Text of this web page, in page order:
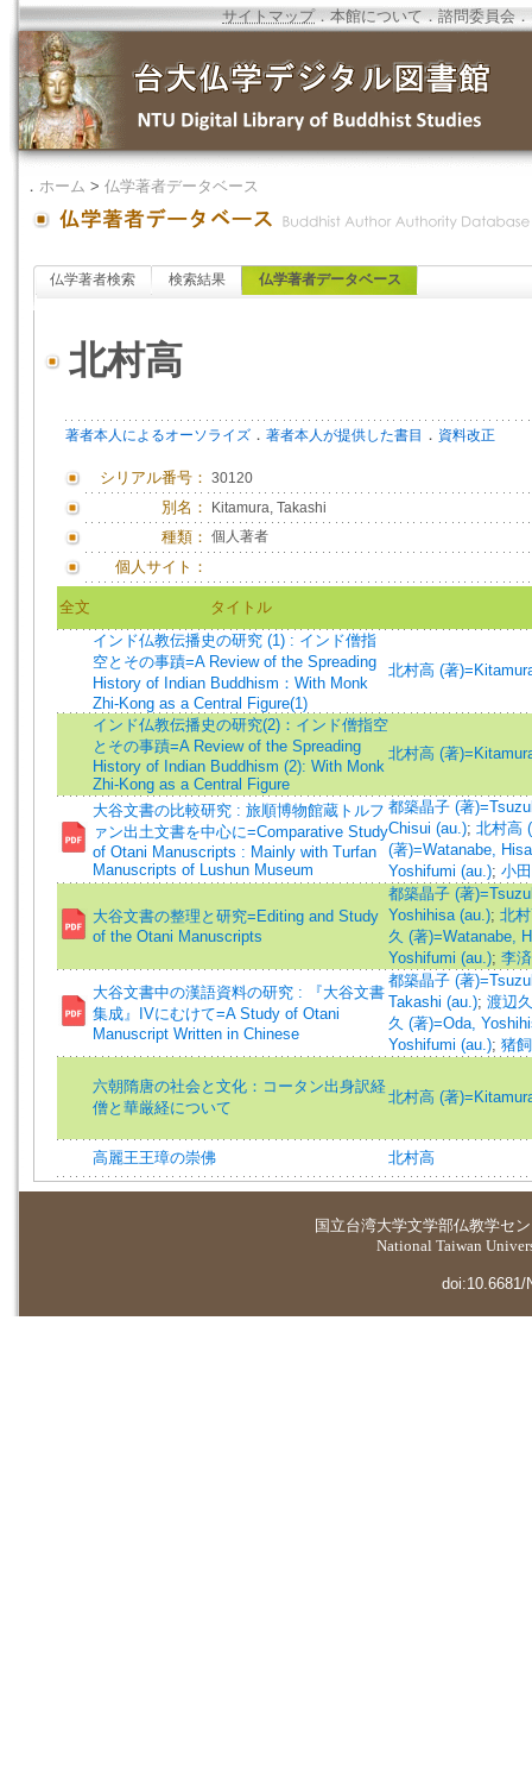
サイトマップ．本館について ．諮問委員会 ．
． ホーム > 仏学著者データベース
仏学著者検索 検索結果 仏学著者データベース
北村高
著者本人によるオーソライズ ． 著者本人が提供した書目 ． 資料改正
シリアル番号： 30120
別名： Kitamura, Takashi
種類： 個人著者
個人サイト：
全文
タイトル
インド仏教伝播史の研究 (1) : インド僧指
空とその事蹟=A Review of the Spreading
History of Indian Buddhism：With Monk
Zhi-Kong as a Central Figure(1)
北村高 (著
インド仏教伝播史の研究(2)：インド僧指空
とその事蹟=A Review of the Spreading
History of Indian Buddhism (2): With Monk
Zhi-Kong as a Central Figure
北村高 (著
大谷文書の比較研究 : 旅順博物館蔵トルフ
ァン出土文書を中心に=Comparative Study
of Otani Manuscripts : Mainly with Turfan
Manuscripts of Lushun Museum
都築晶子 (著
Chisui (au.); 北村高
(著)=Watanabe,
Yoshifumi (au.); 小
大谷文書の整理と研究=Editing and Study
of the Otani Manuscripts
都築晶子 (著
Yoshihisa (au.); 北
久 (著)=Watanabe,
Yoshifumi (au.); 李
大谷文書中の漢語資料の研究 : 『大谷文書
集成』IVにむけて=A Study of Otani
Manuscript Written in Chinese
都築晶子 (著
Takashi (au.); 渡辺
久 (著)=Oda,
Yoshifumi (au.); 猪
六朝隋唐の社会と文化：コータン出身訳経
僧と華厳経について
北村高 (著
高麗王王璋の崇佛 北村高
国立台湾大学文学部仏教学セ
National Taiwan
doi:10.6681/